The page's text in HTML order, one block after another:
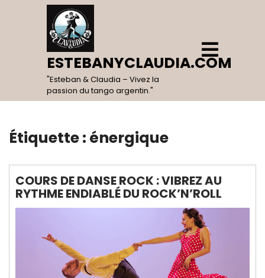
ESTEBANYCLAUDIA.COM
"Esteban & Claudia – Vivez la
passion du tango argentin."
Open
Menu
Étiquette : énergique
COURS DE DANSE ROCK : VIBREZ AU
RYTHME ENDIABLÉ DU ROCK’N’ROLL